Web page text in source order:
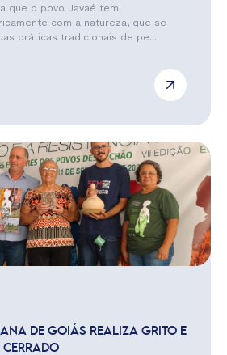
que o povo Javaé tem
com a natureza, que se
práticas tradicionais de pe...
DE GOIÁS REALIZA GRITO E
CERRADO